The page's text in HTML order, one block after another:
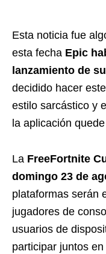
Esta noticia fue
esta fecha Epic
lanzamiento de
decidido hacer
estilo sarcástico y
la aplicación
La FreeFortnite
domingo 23 de
plataformas serán
jugadores de
usuarios de
participar juntos